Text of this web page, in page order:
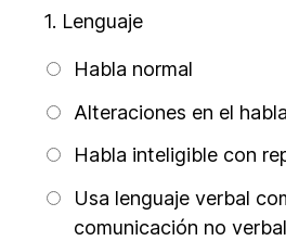
1. Lenguaje
Habla normal
Alteraciones en el
Habla inteligible con
Usa lenguaje verbal
comunicación no verbal